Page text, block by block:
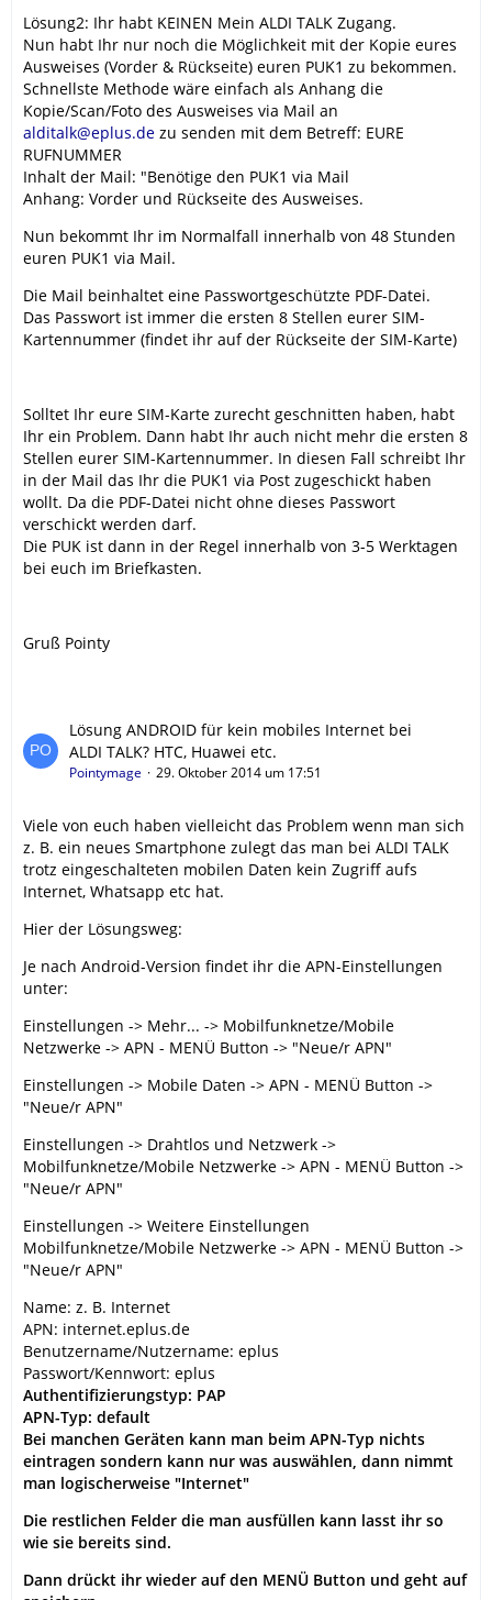
Lösung2: Ihr habt KEINEN Mein ALDI TALK Zugang.
Nun habt Ihr nur noch die Möglichkeit mit der Kopie eures
Ausweises (Vorder & Rückseite) euren PUK1 zu bekommen.
Schnellste Methode wäre einfach als Anhang die
Kopie/Scan/Foto des Ausweises via Mail an
alditalk@eplus.de zu senden mit dem Betreff: EURE
RUFNUMMER
Inhalt der Mail: "Benötige den PUK1 via Mail
Anhang: Vorder und Rückseite des Ausweises.
Nun bekommt Ihr im Normalfall innerhalb von 48 Stunden
euren PUK1 via Mail.
Die Mail beinhaltet eine Passwortgeschützte PDF-Datei.
Das Passwort ist immer die ersten 8 Stellen eurer SIM-
Kartennummer (findet ihr auf der Rückseite der SIM-Karte)
Solltet Ihr eure SIM-Karte zurecht geschnitten haben, habt
Ihr ein Problem. Dann habt Ihr auch nicht mehr die ersten 8
Stellen eurer SIM-Kartennummer. In diesen Fall schreibt Ihr
in der Mail das Ihr die PUK1 via Post zugeschickt haben
wollt. Da die PDF-Datei nicht ohne dieses Passwort
verschickt werden darf.
Die PUK ist dann in der Regel innerhalb von 3-5 Werktagen
bei euch im Briefkasten.
Gruß Pointy
Lösung ANDROID für kein mobiles Internet bei
ALDI TALK? HTC, Huawei etc.
Pointymage 29. Oktober 2014 um 17:51
Viele von euch haben vielleicht das Problem wenn man sich
z. B. ein neues Smartphone zulegt das man bei ALDI TALK
trotz eingeschalteten mobilen Daten kein Zugriff aufs
Internet, Whatsapp etc hat.
Hier der Lösungsweg:
Je nach Android-Version findet ihr die APN-Einstellungen
unter:
Einstellungen -> Mehr... -> Mobilfunknetze/Mobile
Netzwerke -> APN - MENÜ Button -> "Neue/r APN"
Einstellungen -> Mobile Daten -> APN - MENÜ Button ->
"Neue/r APN"
Einstellungen -> Drahtlos und Netzwerk ->
Mobilfunknetze/Mobile Netzwerke -> APN - MENÜ Button ->
"Neue/r APN"
Einstellungen -> Weitere Einstellungen
Mobilfunknetze/Mobile Netzwerke -> APN - MENÜ Button ->
"Neue/r APN"
Name: z. B. Internet
APN: internet.eplus.de
Benutzername/Nutzername: eplus
Passwort/Kennwort: eplus
Authentifizierungstyp: PAP
APN-Typ: default
Bei manchen Geräten kann man beim APN-Typ nichts
eintragen sondern kann nur was auswählen, dann nimmt
man logischerweise "Internet"
Die restlichen Felder die man ausfüllen kann lasst ihr so
wie sie bereits sind.
Dann drückt ihr wieder auf den MENÜ Button und geht auf